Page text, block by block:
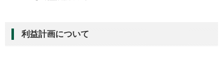
利益計画について